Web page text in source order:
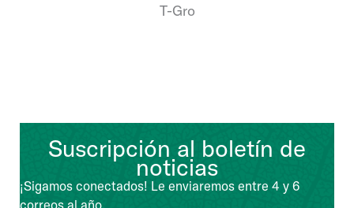
T-Gro
Suscripción al boletín de
noticias
¡Sigamos conectados! Le enviaremos entre 4 y 6
correos al año.